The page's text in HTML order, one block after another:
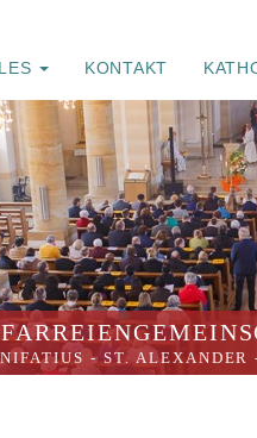
KONTAKT
- ST. ALEXANDER